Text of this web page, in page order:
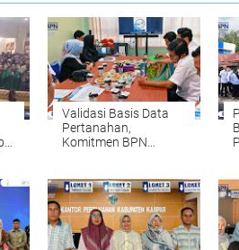
Validasi Basis Data
Pertanahan,
Komitmen BPN
yang Tepat dan
Akurat Halo